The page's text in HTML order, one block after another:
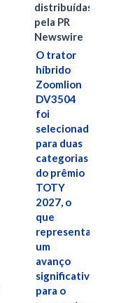
distribuídas
pela PR
Newswire
O trator
híbrido
Zoomlion
DV3504
foi
selecionado
para duas
categorias
do prêmio
TOTY
2027, o
que
representa
um
avanço
significativo
para o